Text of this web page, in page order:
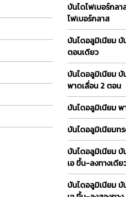
บันไดไฟเบอร์กล
ไฟเบอร์กลาส
บันไดอลูมิเนียม บั
ตอนเดียว
บันไดอลูมิเนียม บั
พาดเลื่อน 2 ตอน
บันไดอลูมิเนียม
บันไดอลูมิเนียมท
บันไดอลูมิเนียม บั
เอ ขึ้น-ลงทางเดีย
บันไดอลูมิเนียม บั